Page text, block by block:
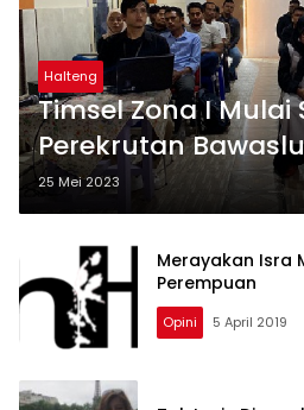
Halteng
Timsel Zona I Mulai
Perekrutan
2023-2028
25 Mei 2023
Merayakan Isra
Perempuan
Opini 5 April 2019